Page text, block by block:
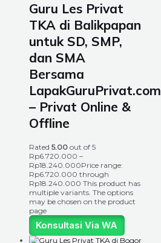
Guru Les Privat
TKA di Balikpapan
untuk SD, SMP,
dan SMA
Bersama
LapakGuruPrivat.com
– Privat Online &
Offline
Rated 5.00 out of 5
Rp6.720.000 –
Rp18.240.000Price range:
Rp6.720.000 through
Rp18.240.000 This product has
multiple variants. The options
may be chosen on the product
page
Konsultasi Via WA